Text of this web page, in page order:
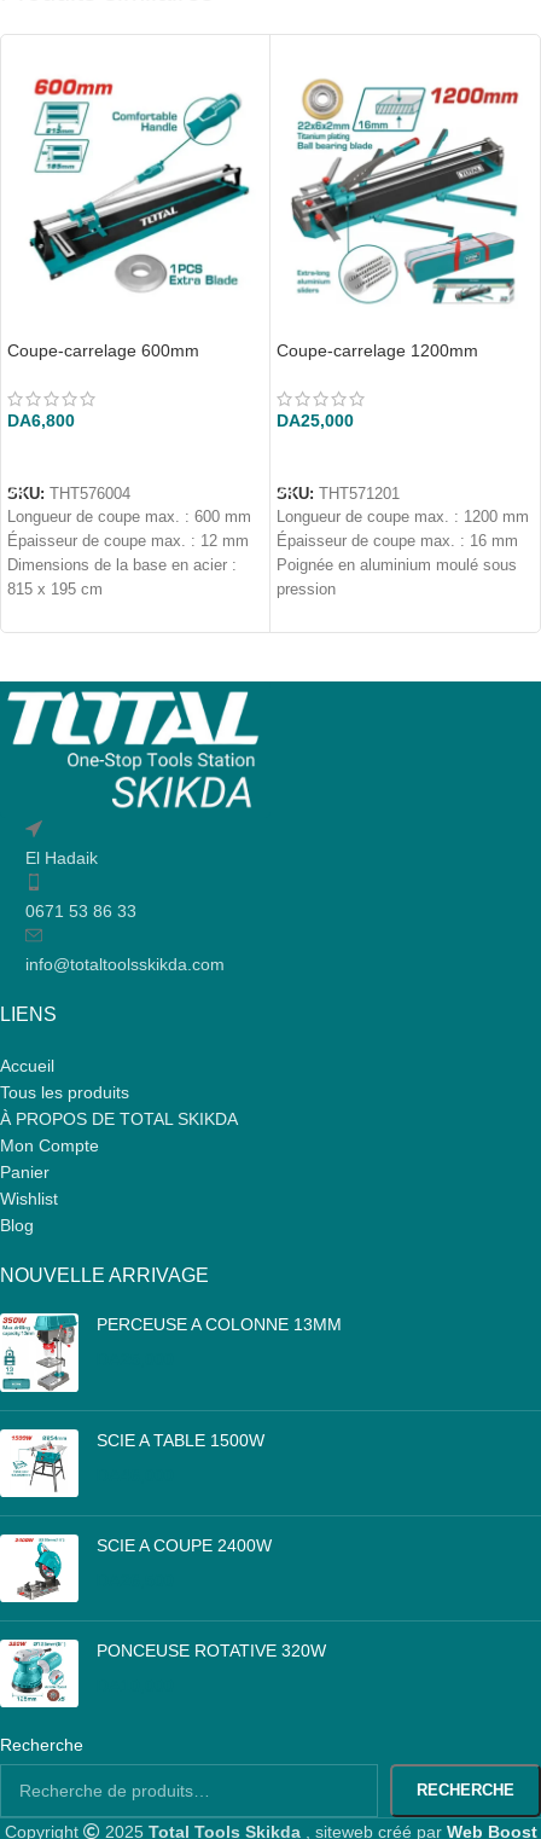
Coupe-carrelage 600mm
DA6,800
SKU:
THT576004
Longueur de coupe max. : 600 mm
Épaisseur de coupe max. : 12 mm
Dimensions de la base en acier :
815 x 195 cm
Coupe-carrelage 1200mm
DA25,000
SKU:
THT571201
Longueur de coupe max. : 1200 mm
Épaisseur de coupe max. : 16 mm
Poignée en aluminium moulé sous
pression
El Hadaik
0671 53 86 33
info@totaltoolsskikda.com
LIENS
Accueil
Tous les produits
À PROPOS DE TOTAL SKIKDA
Mon Compte
Panier
Wishlist
Blog
NOUVELLE ARRIVAGE
PERCEUSE A COLONNE 13MM
SCIE A TABLE 1500W
SCIE A COUPE 2400W
PONCEUSE ROTATIVE 320W
Recherche
RECHERCHE
Copyright 2025 Total Tools Skikda , siteweb créé par Web Boost